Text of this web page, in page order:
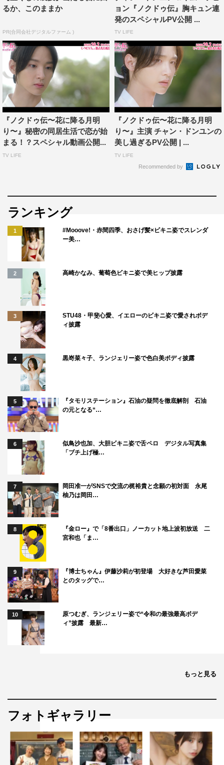
カン・テオに伝えると、彼も「僕は漢方薬を飲んでくる」
ずときめいてしまうだろう。
大興奮のチャン・ドンユンはさらにアドリブキスを仕掛け
てノリノリ、現場は大盛況の様子がうかがえる。そんな対
照的な2人をよそに、隣で歓喜するキム・ソヒョンもとて
も可愛らしい。
胸キュン＆爆笑要素満載のメイキング映像や、キム・ソヒ
ョンのインタビューが収録されている特典DVD付きの
DVD-SET1に要注目だ。
＜動画＞
メイキング映像
＜リリース情報＞
『ノクドゥ伝〜花に降る月明り〜』
DVD-SET1（特典DVD付）＆レンタルDVD Vol.1〜5：
2020年10月2日（金）リリース
DVD-SET2（特典DVD付）＆レンタルDVD Vol.6〜10：
発売・販売元：NBCユニバーサル・エンターテイメント
※U-NEXTにて2020年10月2日（金）より独占先行配信開
https://bit.ly/2NXwnir
るか、このままか
PR(合同会社デジタルファーム )
ョン『ノクドゥ伝』胸キュン連
発のスペシャルPV公開 ...
TV LIFE
『ノクドゥ伝〜花に降る月明
り〜』秘密の同居生活で恋が始
まる！？スペシャル動画公開...
TV LIFE
『ノクドゥ伝〜花に降る月明
り〜』主演 チャン・ドンユンの
美し過ぎるPV公開 | ...
TV LIFE
Recommended by
ランキング
1
#Mooove!・赤間四季、おさげ髪×ビキニ姿でスレンダ
ー美…
2 高崎かなみ、葡萄色ビキニ姿で美ヒップ披露
3
STU48・甲斐心愛、イエローのビキニ姿で愛されボデ
ィ披露
4 黒嵜菜々子、ランジェリー姿で色白美ボディ披露
5
『タモリステーション』石油の疑問を徹底解剖 石油
の元となる“…
6
似鳥沙也加、大胆ビキニ姿で舌ペロ デジタル写真集
「ブチ上げ極…
7
岡田准一がSNSで交流の梶裕貴と念願の初対面 永尾
柚乃は岡田…
8
『金ロー』で「8番出口」ノーカット地上波初放送 二
宮和也「ま…
9
『博士ちゃん』伊藤沙莉が初登場 大好きな芦田愛菜
とのタッグで…
10
原つむぎ、ランジェリー姿で“令和の最強最高ボデ
ィ”披露 最新…
もっと見る
フォトギャラリー